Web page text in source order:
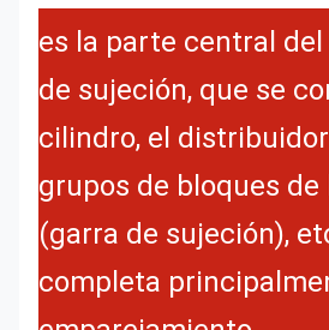
es la parte central
de sujeción, que se
cilindro, el
grupos de bloques de
(garra de sujeción),
completa